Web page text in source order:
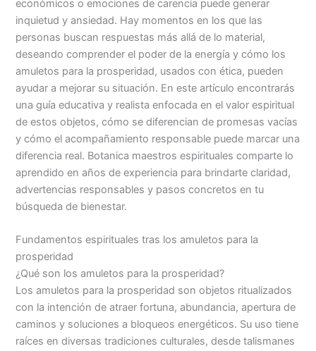
económicos o emociones de carencia puede generar
inquietud y ansiedad. Hay momentos en los que las
personas buscan respuestas más allá de lo material,
deseando comprender el poder de la energía y cómo los
amuletos para la prosperidad, usados con ética, pueden
ayudar a mejorar su situación. En este artículo encontrarás
una guía educativa y realista enfocada en el valor espiritual
de estos objetos, cómo se diferencian de promesas vacías
y cómo el acompañamiento responsable puede marcar una
diferencia real. Botanica maestros espirituales comparte lo
aprendido en años de experiencia para brindarte claridad,
advertencias responsables y pasos concretos en tu
búsqueda de bienestar.
Fundamentos espirituales tras los amuletos para la
prosperidad
¿Qué son los amuletos para la prosperidad?
Los amuletos para la prosperidad son objetos ritualizados
con la intención de atraer fortuna, abundancia, apertura de
caminos y soluciones a bloqueos energéticos. Su uso tiene
raíces en diversas tradiciones culturales, desde talismanes